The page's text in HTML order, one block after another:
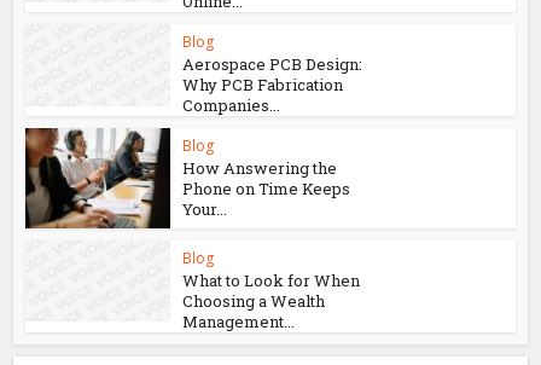
Blog
Growing Companies Need
to Build Brand Value...
Blog
Lengkap Bermain Slot
Online...
Blog
Why PCB Fabrication
Companies...
Blog
How Answering the